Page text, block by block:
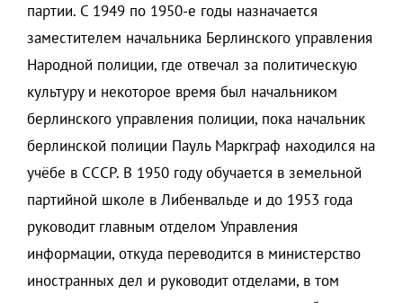
партии. С 1949 по 1950-е годы назначается
заместителем начальника Берлинского управления
Народной полиции, где отвечал за политическую
культуру и некоторое время был начальником
берлинского управления полиции, пока начальник
берлинской полиции Пауль Маркграф находился на
учёбе в СССР. В 1950 году обучается в земельной
партийной школе в Либенвальде и до 1953 года
руководит главным отделом Управления
информации, откуда переводится в министерство
иностранных дел и руководит отделами, в том